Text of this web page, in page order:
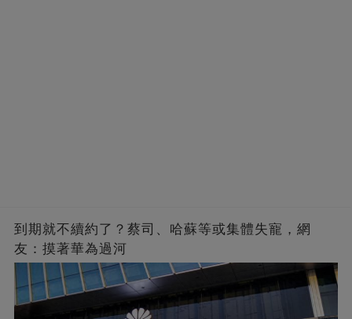
到期就不續約了？蔡司、哈蘇等或集體失寵，網
友：摸著華為過河